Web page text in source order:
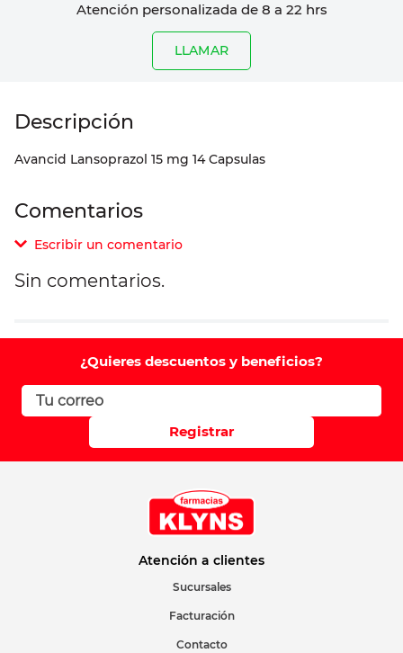
Atención personalizada de 8 a 22 hrs
LLAMAR
Avancid Lansoprazol 15 mg 14 Capsulas
Comentarios
Escribir un comentario
Comentario
Califique el producto de 1 a 5 estrellas
Correo electrónico
Sin comentarios.
¿Quieres descuentos y beneficios?
Registrar
Atención a clientes
Sucursales
Facturación
Contacto